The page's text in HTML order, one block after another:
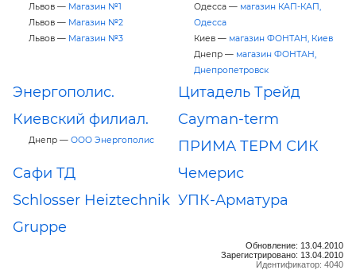
Львов — Магазин №1
Львов — Магазин №2
Львов — Магазин №3
Одесса — магазин КАП-КАП,
Одесса
Киев — магазин ФОНТАН, Киев
Днепр — магазин ФОНТАН,
Днепропетровск
Энергополис.
Киевский филиал.
Днепр — ООО Энергополис
Цитадель Трейд
Cayman-term
ПРИМА ТЕРМ СИК
Сафи ТД
Чемерис
Schlosser Heiztechnik
Gruppe
УПК-Арматура
Обновление: 13.04.2010
Зарегистрировано: 13.04.2010
Идентификатор: 4040